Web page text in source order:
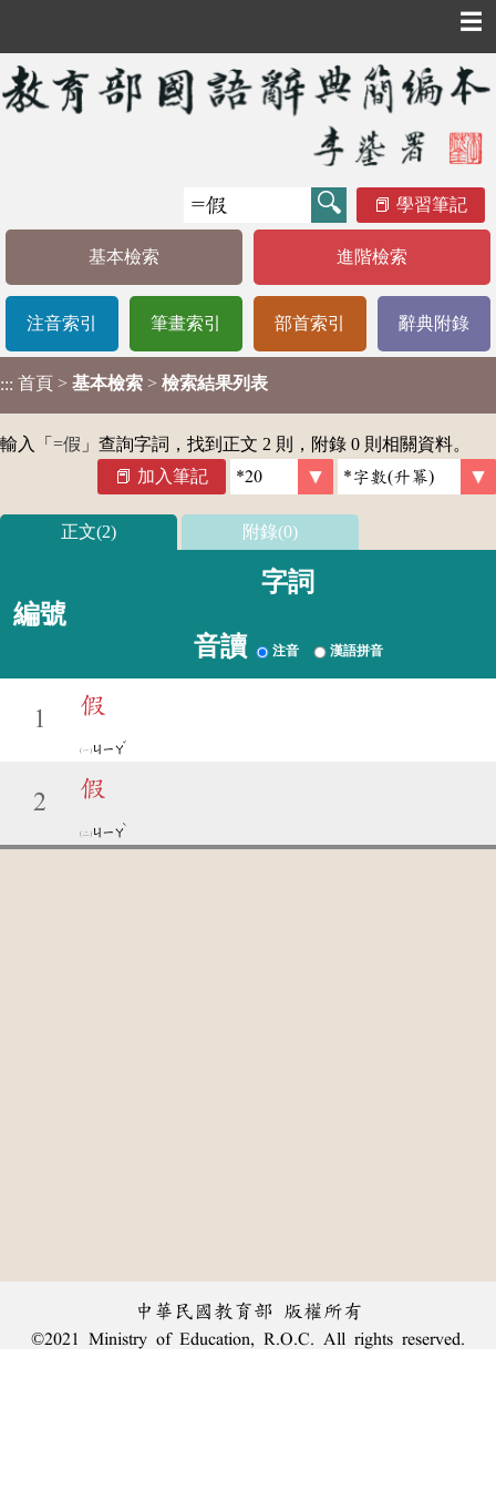
☰
學習筆記
基本檢索 進階檢索
注音索引 筆畫索引 部首索引 辭典附錄
::: 首頁 > 基本檢索 > 檢索結果列表
輸入「 =假 」查詢字詞，找到正文 2 則，附錄 0 則相關資料。
加入筆記
正文(2) 附錄(0)
編號
字詞
音讀 注音 漢語拼音
1
假
ㄐㄧㄚ
ˇ
2
假
ㄐㄧㄚ
ˋ
中華民國教育部 版權所有
©2021 Ministry of Education, R.O.C. All rights reserved.